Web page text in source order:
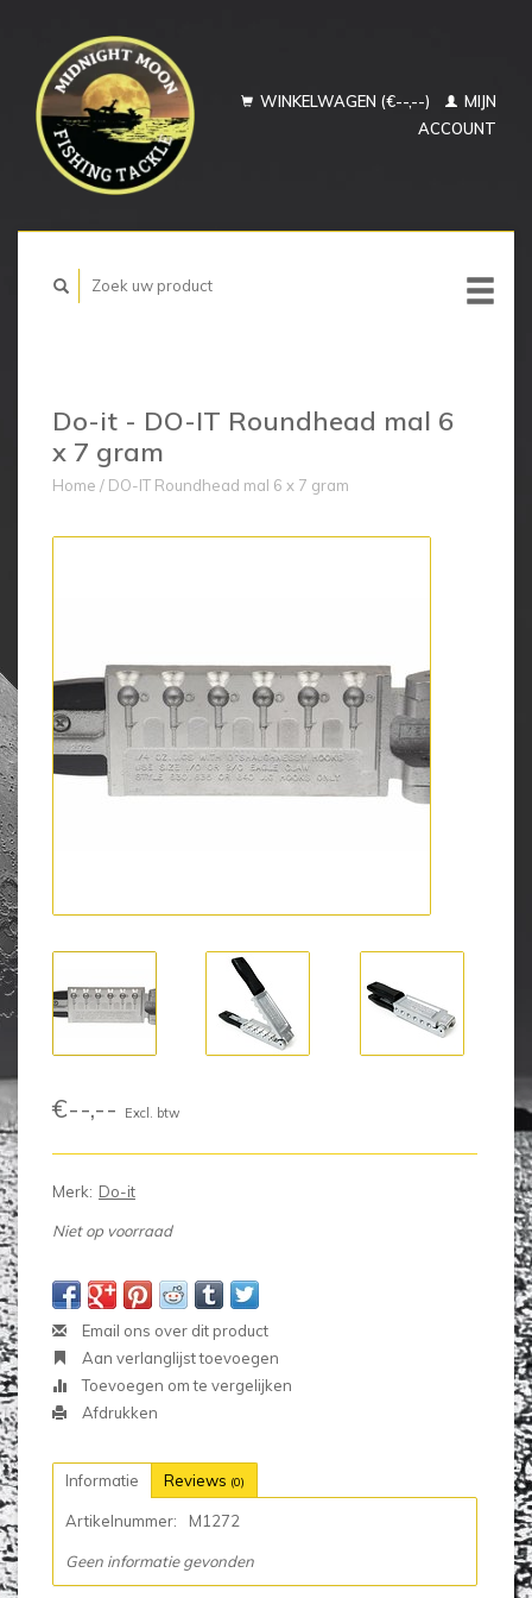
WINKELWAGEN (€--,--)
MIJN
ACCOUNT
Do-it - DO-IT Roundhead mal 6
x 7 gram
Home / DO-IT Roundhead mal 6 x 7 gram
€--,-- Excl. btw
Merk: Do-it
Niet op voorraad
Email ons over dit product
Aan verlanglijst toevoegen
Toevoegen om te vergelijken
Afdrukken
Informatie Reviews (0)
Artikelnummer: M1272
Geen informatie gevonden